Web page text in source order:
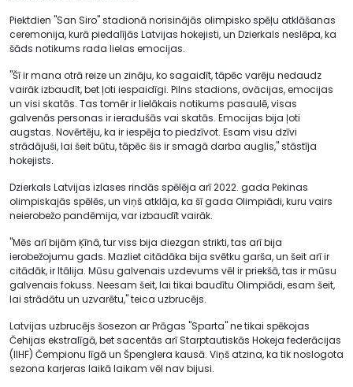
Piektdien "San Siro" stadionā norisinājās olimpisko spēļu atklāšanas
ceremonija, kurā piedalījās Latvijas hokejisti, un Dzierkals neslēpa, ka
šāds notikums rada lielas emocijas.
"Šī ir mana otrā reize un zināju, ko sagaidīt, tāpēc varēju nedaudz
vairāk izbaudīt, bet ļoti iespaidīgi. Pilns stadions, ovācijas, emocijas
un visi skatās. Tas tomēr ir lielākais notikums pasaulē, visas
galvenās personas ir ieradušās vai skatās. Emocijas bija ļoti
augstas. Novērtēju, ka ir iespēja to piedzīvot. Esam visu dzīvi
strādājuši, lai šeit būtu, tāpēc šis ir smagā darba auglis," stāstīja
hokejists.
Dzierkals Latvijas izlases rindās spēlēja arī 2022. gada Pekinas
olimpiskajās spēlēs, un viņš atklāja, ka šī gada Olimpiādi, kuru vairs
neierobežo pandēmija, var izbaudīt vairāk.
"Mēs arī bijām Ķīnā, tur viss bija diezgan strikti, tas arī bija
ierobežojumu gads. Mazliet citādāka bija svētku garša, un šeit arī ir
citādāk, ir Itālija. Mūsu galvenais uzdevums vēl ir priekšā, tas ir mūsu
galvenais fokuss. Neesam šeit, lai tikai baudītu Olimpiādi, esam šeit,
lai strādātu un uzvarētu," teica uzbrucējs.
Latvijas uzbrucējs šosezon ar Prāgas "Sparta" ne tikai spēkojas
Čehijas ekstralīgā, bet sacentās arī Starptautiskās Hokeja federācijas
(IIHF) Čempionu līgā un Špenglera kausā. Viņš atzina, ka tik noslogota
sezona karjeras laikā laikam vēl nav bijusi.